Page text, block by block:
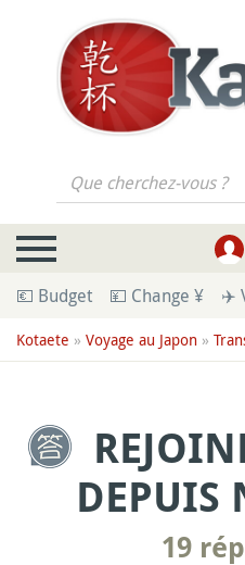
Que cherchez-vous ?
💶 Budget 💴 Change ¥ ✈️
Kotaete » Voyage au Japon »
DEPUIS
19